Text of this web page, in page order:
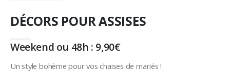
DÉCORS POUR ASSISES
Weekend ou 48h : 9,90€
Un style bohème pour vos chaises de mariés !